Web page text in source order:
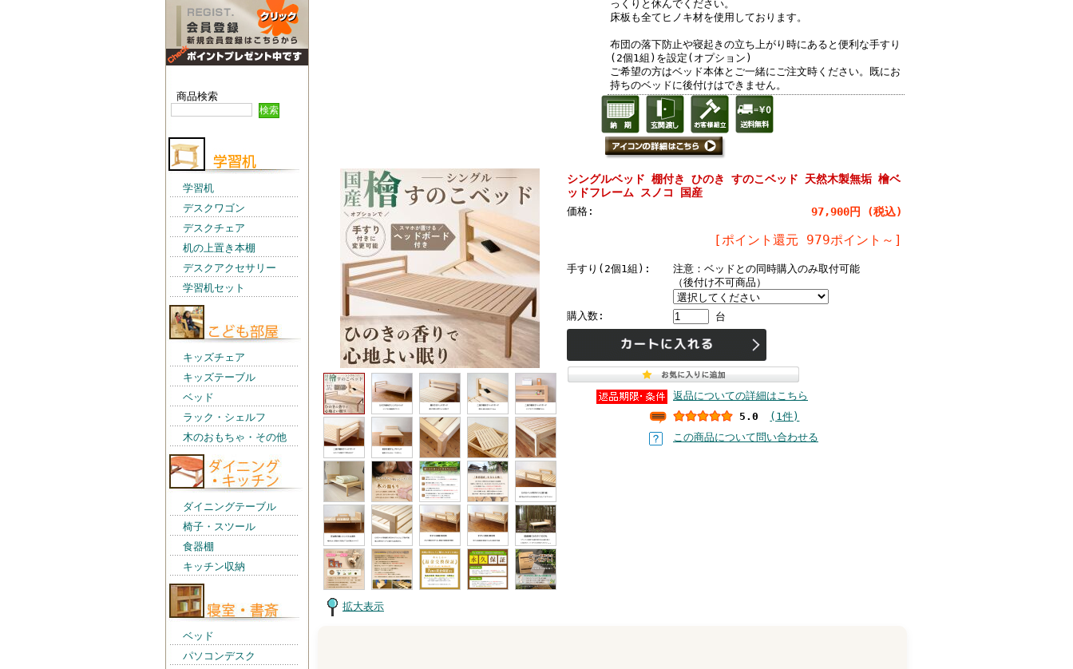
商品検索
学習机
デスクワゴン
デスクチェア
机の上置き本棚
デスクアクセサリー
学習机セット
キッズチェア
キッズテーブル
ベッド
ラック・シェルフ
木のおもちゃ・その他
ダイニングテーブル
椅子・スツール
食器棚
キッチン収納
ベッド
パソコンデスク
っくりと休んでください。
床板も全てヒノキ材を使用しております。
布団の落下防止や寝起きの立ち上がり時にあると便利な手すり
(2個1組)を設定(オプション)
ご希望の方はベッド本体とご一緒にご注文時ください。既にお
持ちのベッドに後付けはできません。
拡大表示
シングルベッド 棚付き ひのき すのこベッド 天然木製無垢 檜ベ
ッドフレーム スノコ 国産
価格: 97,900円 (税込)
[ポイント還元 979ポイント～]
手すり(2個1組):
注意：ベッドとの同時購入のみ取付可能
（後付け不可商品）
購入数: 台
返品についての詳細はこちら
5.0
(1件)
この商品について問い合わせる